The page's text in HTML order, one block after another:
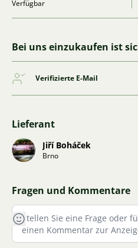
Verfügbar
Bei uns einzukaufen ist
Verifizierte E-Mail
Lieferant
Jiří Boháček
Brno
Fragen und Kommentare